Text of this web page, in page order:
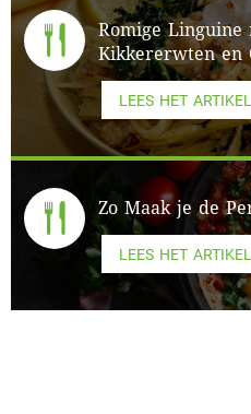
Romige Linguine
Kikkererwten en
LEES HET ARTIKEL
Zo Maak je de
LEES HET ARTIKEL